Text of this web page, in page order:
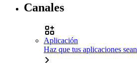
Canales
Aplicación
Haz que tus aplicaciones